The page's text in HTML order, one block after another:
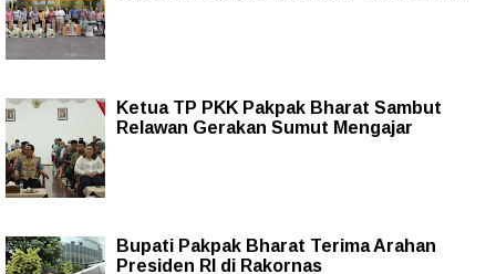
Ketua TP PKK Pakpak Bharat Sambut
Relawan Gerakan Sumut Mengajar
Bupati Pakpak Bharat Terima Arahan
Presiden RI di Rakornas